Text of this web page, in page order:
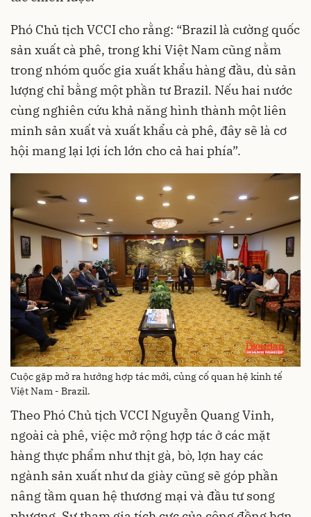
Phó Chủ tịch VCCI cho rằng: “Brazil là cường quốc
sản xuất cà phê, trong khi Việt Nam cũng nằm
trong nhóm quốc gia xuất khẩu hàng đầu, dù sản
lượng chỉ bằng một phần tư Brazil. Nếu hai nước
cùng nghiên cứu khả năng hình thành một liên
minh sản xuất và xuất khẩu cà phê, đây sẽ là cơ
hội mang lại lợi ích lớn cho cả hai phía”.
Cuộc gặp mở ra hướng hợp tác mới, củng cố quan hệ kinh tế
Việt Nam - Brazil.
Theo Phó Chủ tịch VCCI Nguyễn Quang Vinh,
ngoài cà phê, việc mở rộng hợp tác ở các mặt
hàng thực phẩm như thịt gà, bò, lợn hay các
ngành sản xuất như da giày cũng sẽ góp phần
nâng tầm quan hệ thương mại và đầu tư song